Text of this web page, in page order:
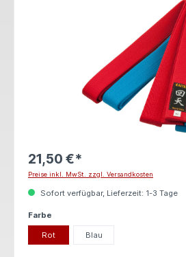
21,50 €*
Preise inkl. MwSt. zzgl. Versandkosten
Sofort verfügbar, Lieferzeit: 1-3 Tage
Farbe
Rot Blau